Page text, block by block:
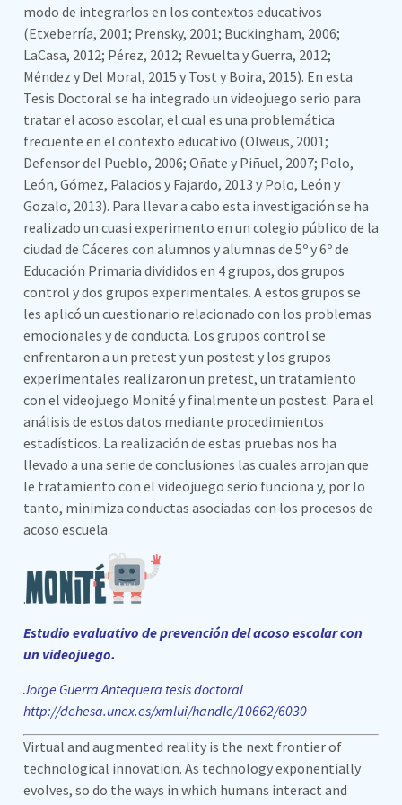
modo de integrarlos en los contextos educativos
(Etxeberría, 2001; Prensky, 2001; Buckingham, 2006;
LaCasa, 2012; Pérez, 2012; Revuelta y Guerra, 2012;
Méndez y Del Moral, 2015 y Tost y Boira, 2015). En esta
Tesis Doctoral se ha integrado un videojuego serio para
tratar el acoso escolar, el cual es una problemática
frecuente en el contexto educativo (Olweus, 2001;
Defensor del Pueblo, 2006; Oñate y Piñuel, 2007; Polo,
León, Gómez, Palacios y Fajardo, 2013 y Polo, León y
Gozalo, 2013). Para llevar a cabo esta investigación se ha
realizado un cuasi experimento en un colegio público de la
ciudad de Cáceres con alumnos y alumnas de 5º y 6º de
Educación Primaria divididos en 4 grupos, dos grupos
control y dos grupos experimentales. A estos grupos se
les aplicó un cuestionario relacionado con los problemas
emocionales y de conducta. Los grupos control se
enfrentaron a un pretest y un postest y los grupos
experimentales realizaron un pretest, un tratamiento
con el videojuego Monité y finalmente un postest. Para el
análisis de estos datos mediante procedimientos
estadísticos. La realización de estas pruebas nos ha
llevado a una serie de conclusiones las cuales arrojan que
le tratamiento con el videojuego serio funciona y, por lo
tanto, minimiza conductas asociadas con los procesos de
acoso escuela
.
Estudio evaluativo de prevención del acoso escolar con
un videojuego.
Jorge Guerra Antequera tesis doctoral
http://dehesa.unex.es/xmlui/handle/10662/6030
Virtual and augmented reality is the next frontier of
technological innovation. As technology exponentially
evolves, so do the ways in which humans interact and